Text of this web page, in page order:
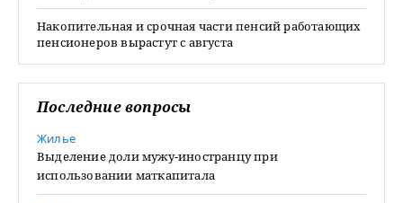
Накопительная и срочная части пенсий работающих
пенсионеров вырастут с августа
Последние вопросы
Жилье
Выделение доли мужу-иностранцу при
использовании маткапитала